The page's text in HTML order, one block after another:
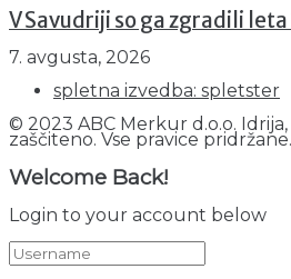
V Savudriji so ga zgradili leta
7. avgusta, 2026
spletna izvedba: spletster
© 2023 ABC Merkur d.o.o.
zaščiteno. Vse pravice pridržane.
Welcome Back!
Login to your account below